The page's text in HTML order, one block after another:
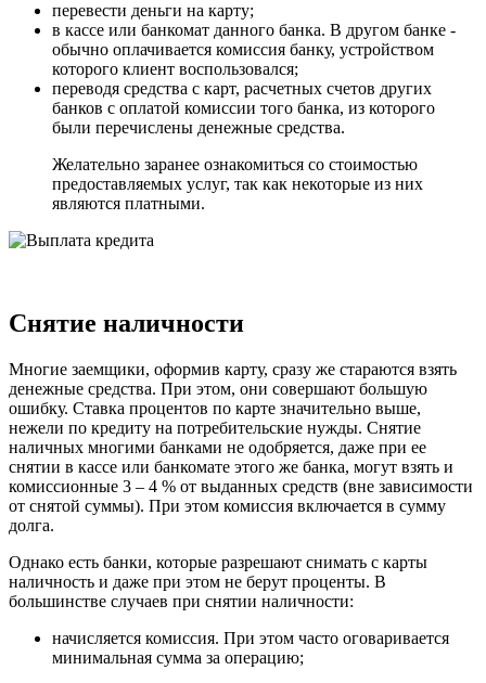
перевести деньги на карту;
в кассе или банкомат данного банка. В другом банке -
обычно оплачивается комиссия банку, устройством
которого клиент воспользовался;
переводя средства с карт, расчетных счетов других
банков с оплатой комиссии того банка, из которого
были перечислены денежные средства.
Желательно заранее ознакомиться со стоимостью
предоставляемых услуг, так как некоторые из них
являются платными.
Снятие наличности
Многие заемщики, оформив карту, сразу же стараются взять
денежные средства. При этом, они совершают большую
ошибку. Ставка процентов по карте значительно выше,
нежели по кредиту на потребительские нужды. Снятие
наличных многими банками не одобряется, даже при ее
снятии в кассе или банкомате этого же банка, могут взять и
комиссионные 3 – 4 % от выданных средств (вне зависимости
от снятой суммы). При этом комиссия включается в сумму
долга.
Однако есть банки, которые разрешают снимать с карты
наличность и даже при этом не берут проценты. В
большинстве случаев при снятии наличности:
начисляется комиссия. При этом часто оговаривается
минимальная сумма за операцию;